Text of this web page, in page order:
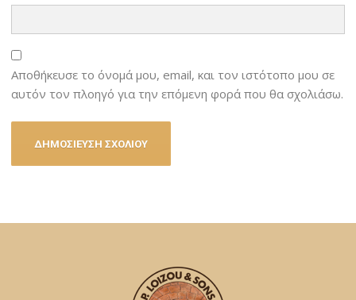
Αποθήκευσε το όνομά μου, email, και τον ιστότοπο μου σε
αυτόν τον πλοηγό για την επόμενη φορά που θα σχολιάσω.